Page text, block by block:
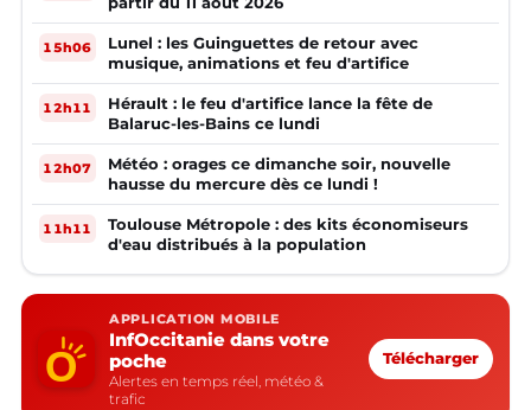
15h06
Lunel : les Guinguettes de retour avec
musique, animations et feu d'artifice
12h11
Hérault : le feu d'artifice lance la fête de
Balaruc-les-Bains ce lundi
12h07
Météo : orages ce dimanche soir, nouvelle
hausse du mercure dès ce lundi !
11h11
Toulouse Métropole : des kits économiseurs
d'eau distribués à la population
APPLICATION MOBILE
InfOccitanie dans votre
poche
Alertes en temps réel, météo &
trafic
Télécharger